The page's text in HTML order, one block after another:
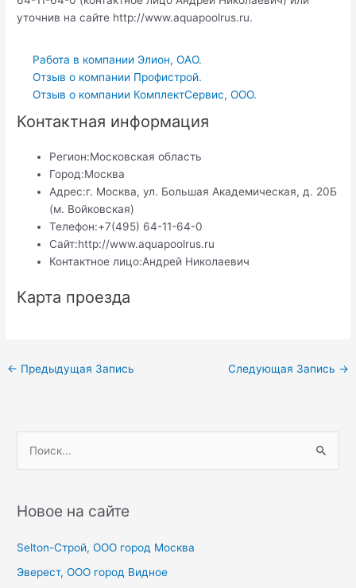
уточнив на сайте http://www.aquapoolrus.ru.
Работа в компании Элион, ОАО.
Отзыв о компании Профистрой.
Отзыв о компании КомплектСервис, ООО.
Контактная информация
Регион:Московская область
Город:Москва
Адрес:г. Москва, ул. Большая Академическая, д. 20Б
(м. Войковская)
Телефон:+7(495) 64-11-64-0
Сайт:http://www.aquapoolrus.ru
Контактное лицо:Андрей Николаевич
Карта проезда
Навигация
← Предыдущая Запись Следующая Запись →
с
:
Новое на сайте
Selton-Строй, OOO город Москва
Эверест, ООО город Видное